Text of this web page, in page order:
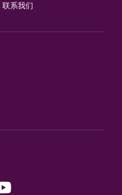
联系我们